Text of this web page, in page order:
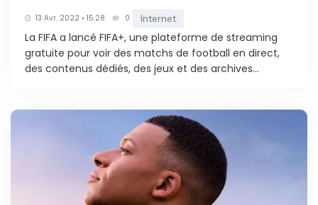
13 Avr. 2022 • 15:28 0 Internet
La FIFA a lancé FIFA+, une plateforme de streaming
gratuite pour voir des matchs de football en direct,
des contenus dédiés, des jeux et des archives...